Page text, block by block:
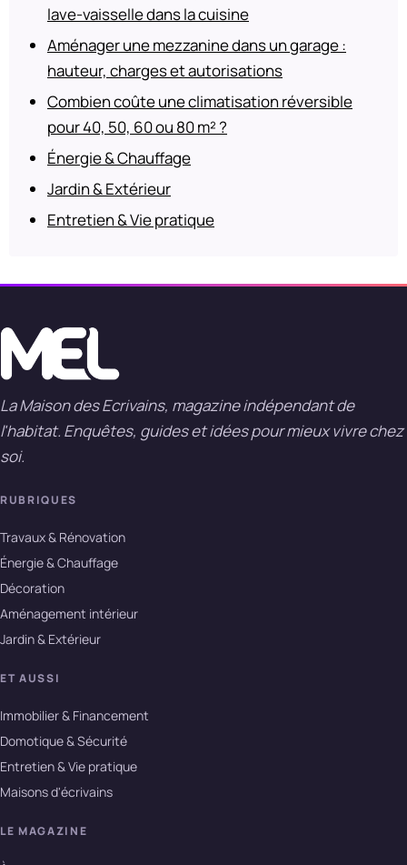
lave-vaisselle dans la cuisine
Aménager une mezzanine dans un garage :
hauteur, charges et autorisations
Combien coûte une climatisation réversible
pour 40, 50, 60 ou 80 m² ?
Énergie & Chauffage
Jardin & Extérieur
Entretien & Vie pratique
La Maison des Ecrivains, magazine indépendant de
l'habitat. Enquêtes, guides et idées pour mieux vivre chez
soi.
RUBRIQUES
Travaux & Rénovation
Énergie & Chauffage
Décoration
Aménagement intérieur
Jardin & Extérieur
ET AUSSI
Immobilier & Financement
Domotique & Sécurité
Entretien & Vie pratique
Maisons d'écrivains
LE MAGAZINE